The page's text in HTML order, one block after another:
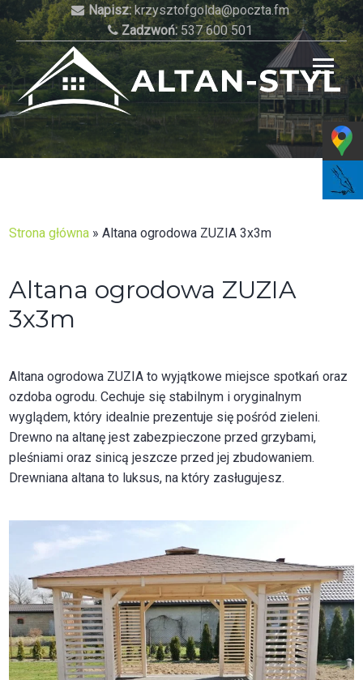
Skip
content
Napisz:krzysztofgolda@poczta.fm
Zadzwoń:537 600 501
Najlepsze altany do Twojego ogrodu!
Strona główna »Altana ogrodowa ZUZIA 3x3m
Altana ogrodowa ZUZIA
3x3m
Altana ogrodowa ZUZIA to wyjątkowe miejsce spotkań oraz
ozdoba ogrodu. Cechuje się stabilnym i oryginalnym
wyglądem, który idealnie prezentuje się pośród zieleni.
Drewno na altanę jest zabezpieczone przed grzybami,
pleśniami oraz sinicą jeszcze przed jej zbudowaniem.
Drewniana altana to luksus, na który zasługujesz.